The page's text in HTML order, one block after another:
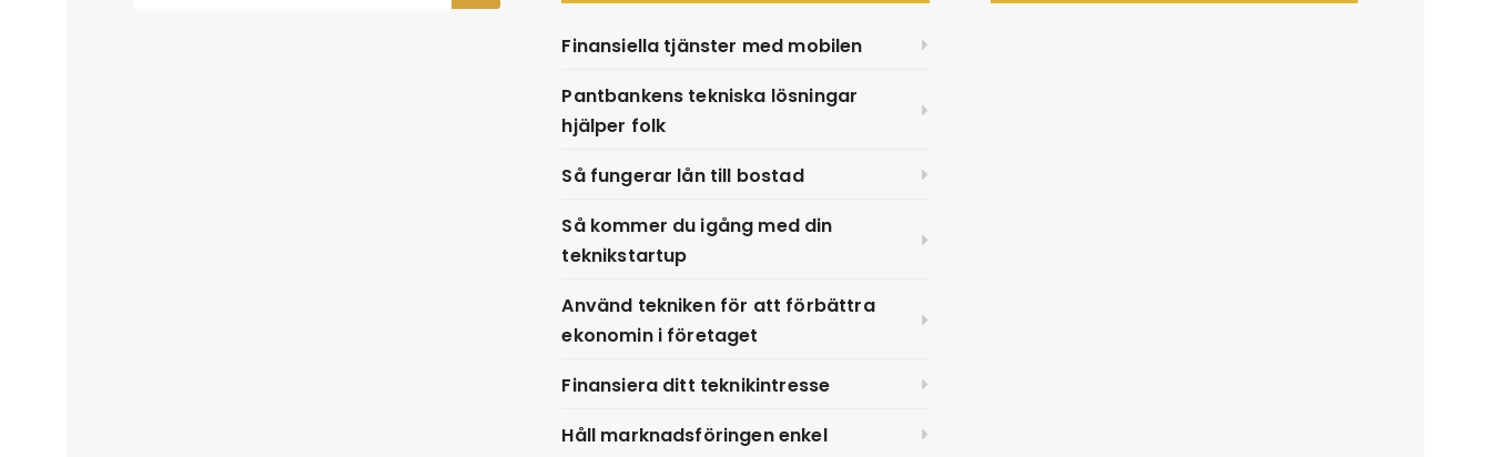
Finansiella tjänster med mobilen
Pantbankens tekniska lösningar
hjälper folk
Så fungerar lån till bostad
Så kommer du igång med din
teknikstartup
Använd tekniken för att förbättra
ekonomin i företaget
Finansiera ditt teknikintresse
Håll marknadsföringen enkel